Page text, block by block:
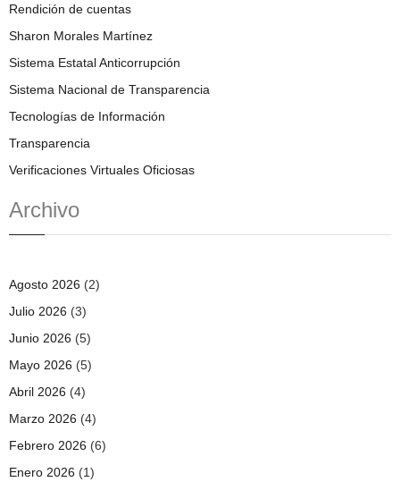
Rendición de cuentas
Sharon Morales Martínez
Sistema Estatal Anticorrupción
Sistema Nacional de Transparencia
Tecnologías de Información
Transparencia
Verificaciones Virtuales Oficiosas
Archivo
Agosto 2026 (2)
Julio 2026 (3)
Junio 2026 (5)
Mayo 2026 (5)
Abril 2026 (4)
Marzo 2026 (4)
Febrero 2026 (6)
Enero 2026 (1)